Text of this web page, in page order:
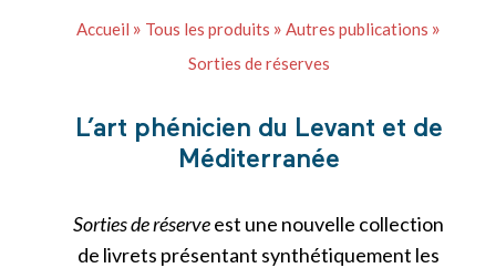
Accueil » Tous les produits »Autres publications »
Sorties de réserves
L’art phénicien du Levant et de
Méditerranée
Sorties de réserveest une nouvelle collection
de livrets présentant synthétiquement les